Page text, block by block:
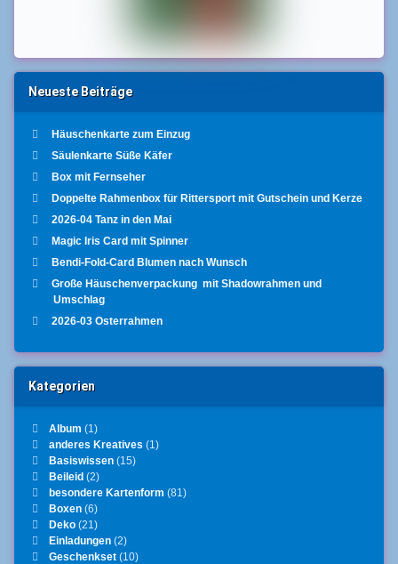
Neueste Beiträge
Häuschenkarte zum Einzug
Säulenkarte Süße Käfer
Box mit Fernseher
Doppelte Rahmenbox für Rittersport mit Gutschein und Kerze
2026-04 Tanz in den Mai
Magic Iris Card mit Spinner
Bendi-Fold-Card Blumen nach Wunsch
Große Häuschenverpackung mit Shadowrahmen und
Umschlag
2026-03 Osterrahmen
Kategorien
Album (1)
anderes Kreatives (1)
Basiswissen(15)
Beileid (2)
besondere Kartenform (81)
Boxen(6)
Deko(21)
Einladungen(2)
Geschenkset(10)